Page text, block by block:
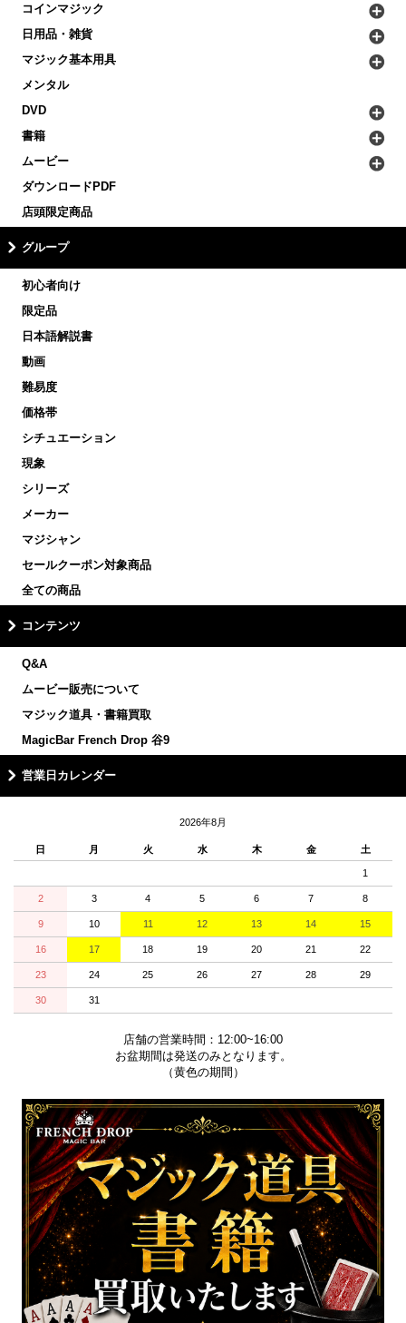
コインマジック
日用品・雑貨
マジック基本用具
メンタル
DVD
書籍
ムービー
ダウンロードPDF
店頭限定商品
グループ
初心者向け
限定品
日本語解説書
動画
難易度
価格帯
シチュエーション
現象
シリーズ
メーカー
マジシャン
セールクーポン対象商品
全ての商品
コンテンツ
Q&A
ムービー販売について
マジック道具・書籍買取
MagicBar French Drop 谷9
営業日カレンダー
2026年8月
日 月 火 水 木 金 土
1
2 3 4 5 6 7 8
9 10 11 12 13 14 15
16 17 18 19 20 21 22
23 24 25 26 27 28 29
30 31
店舗の営業時間：12:00~16:00
お盆期間は発送のみとなります。
（黄色の期間）